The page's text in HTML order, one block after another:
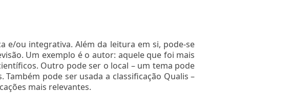
e/ou integrativa. Além da leitura em si, pode-se
Um exemplo é o autor: aquele que foi mais
Outro pode ser o local – um tema pode
pode ser usada a classificação Qualis –
mais relevantes.